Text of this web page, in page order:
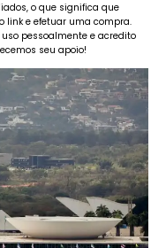
o que significa que
link e efetuar uma compra.
pessoalmente e acredito
seu apoio!